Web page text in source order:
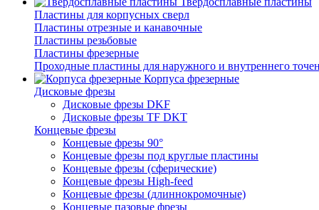
Пластины для корпусных сверл
Пластины отрезные и канавочные
Пластины резьбовые
Пластины фрезерные
Проходные пластины для наружного и внутреннего
Корпуса фрезерные
Дисковые фрезы
Дисковые фрезы DKF
Дисковые фрезы TF DKT
Концевые фрезы
Концевые фрезы 90°
Концевые фрезы под круглые пластины
Концевые фрезы (сферические)
Концевые фрезы High-feed
Концевые фрезы (длиннокромочные)
Концевые пазовые фрезы